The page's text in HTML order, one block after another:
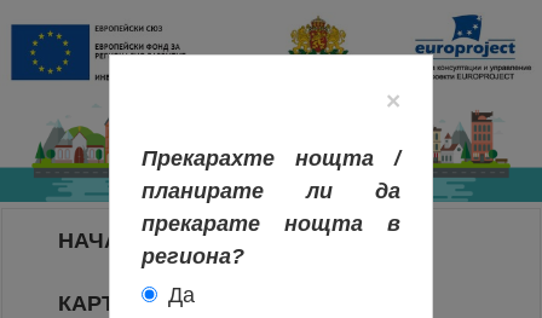
НАЧАЛО
КАРТА НА РЕГИОНИТЕ
×
Прекарахте нощта /
планирате ли да
прекарате нощта в
региона?
Да